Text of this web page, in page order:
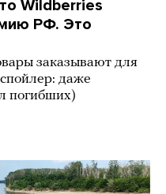
Wildberries
РФ. Это
заказывают для
даже
погибших)